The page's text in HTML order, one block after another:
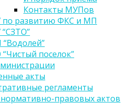
Контакты МУПов
развитию ФКС и МП
поселок”
акты
регламенты
правовых актов